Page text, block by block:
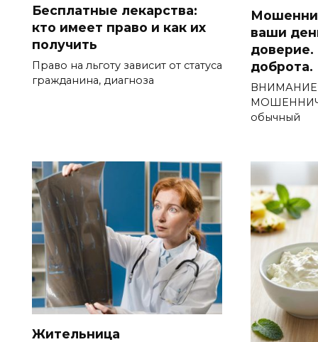
Бесплатные лекарства:
кто имеет право и как их
получить
Право на льготу зависит от статуса
гражданина, диагноза
ваши
доброта.
обычный
Жительница